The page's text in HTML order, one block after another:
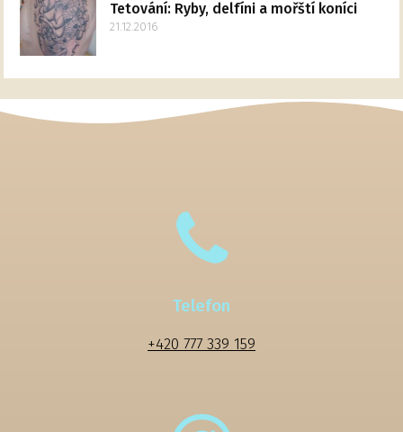
Tetování: Ryby, delfíni a mořští koníci
21.12.2016
Telefon
+420 777 339 159